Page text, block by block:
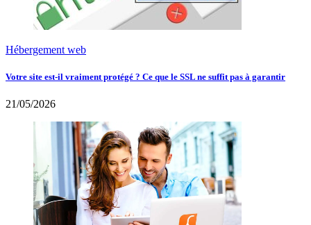
Hébergement web
Votre site est-il vraiment protégé ? Ce que le SSL ne suffit pas à garantir
21/05/2026